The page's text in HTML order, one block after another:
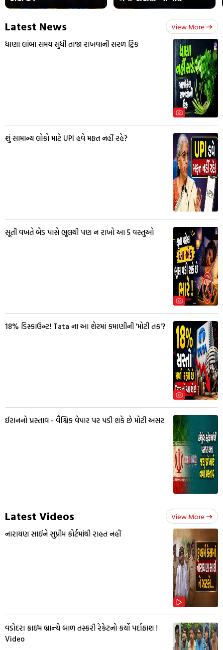
Latest News View More
ધાણા લાંબા સમય સુધી તાજા રાખવાની સરળ ટ્રિક
શું સામાન્ય લોકો માટે UPI હવે મફત નહીં રહે?
સૂતી વખતે બેડ પાસે ભૂલથી પણ ન રાખો આ 5 વસ્તુઓ
18% ડિસ્કાઉન્ટ! Tata ના આ શેરમાં કમાણીની 'મોટી તક'?
ઈરાનનો પ્રસ્તાવ - વૈશ્વિક વેપાર પર પડી શકે છે મોટી અસર
Latest Videos View More
નારાયણ સાઈને સુપ્રીમ કોર્ટમાંથી રાહત નહીં
વડોદરા ક્રાઇમ બ્રાન્ચે બાળ તસ્કરી રેકેટનો કર્યો પર્દાફાશ !
Video